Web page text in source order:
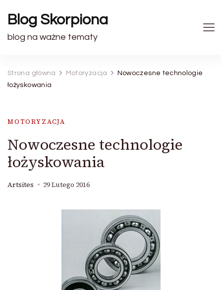
Blog Skorpiona
blog na ważne tematy
Strona główna Motoryzacja
Nowoczesne technologie
łożyskowania
MOTORYZACJA
Nowoczesne technologie
łożyskowania
Artsites 29 Lutego 2016